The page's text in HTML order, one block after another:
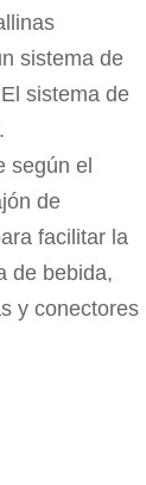
sistema de
sistema de
según el
de
facilitar la
de bebida,
y conectores